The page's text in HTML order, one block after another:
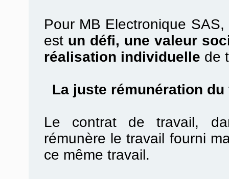
Pour MB Electronique
est un défi, une valeur
réalisation individuelle de
La juste rémunération
Le contrat de travail,
rémunère le travail fourni
ce même travail.